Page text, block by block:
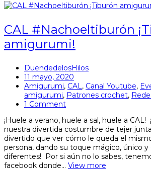
CAL #Nachoeltiburón
amigurumi!
DuendedelosHilos
11 mayo, 2020
Amigurumi, CAL, Canal Youtube,
amigurumi, Patrones crochet,
1 Comment
¡Huele a verano, huele a sal, huele a CAL!
nuestra divertida costumbre de tejer
divertido que ver cómo le queda el
persona, dando su toque mágico, único y
diferentes! Por si aún no lo sabes,
facebook donde… View more